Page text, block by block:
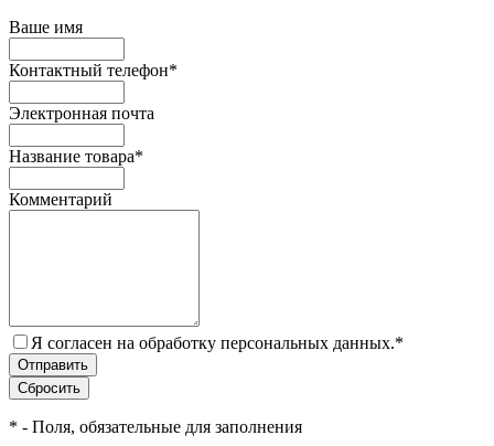
Ваше имя
Контактный телефон*
Электронная почта
Название товара*
Комментарий
Я согласен на обработку персональных данных.*
* - Поля, обязательные для заполнения